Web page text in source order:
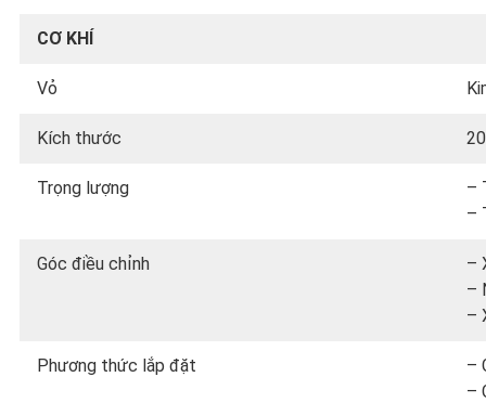
CƠ KHÍ
Vỏ
Kích thước
Trọng lượng
–
–
Góc điều chỉnh
–
–
–
Phương thức lắp đặt
–
–